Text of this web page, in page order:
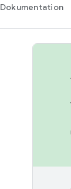
Dokumentation